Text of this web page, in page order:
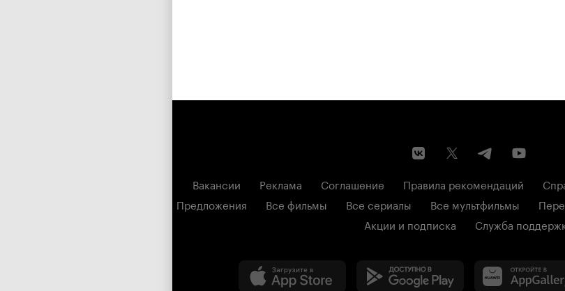
Вакансии Реклама Соглашение Правила рекомендаций
Предложения
Все фильмы Все сериалы Все мультфильмы
Акции и подписка
Служба